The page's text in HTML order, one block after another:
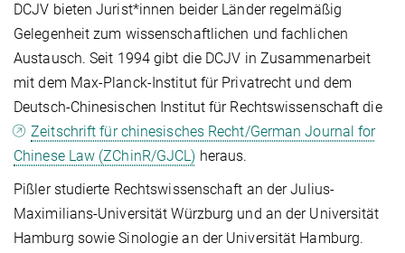
DCJV bieten Jurist*innen beider Länder regelmäßig
Gelegenheit zum wissenschaftlichen und fachlichen
Austausch. Seit 1994 gibt die DCJV in Zusammenarbeit
mit dem Max-Planck-Institut für Privatrecht und dem
Deutsch-Chinesischen Institut für Rechtswissenschaft die
Zeitschrift für chinesisches Recht/German Journal for
Chinese Law (ZChinR/GJCL) heraus.
Pißler studierte Rechtswissenschaft an der Julius-
Maximilians-Universität Würzburg und an der Universität
Hamburg sowie Sinologie an der Universität Hamburg.